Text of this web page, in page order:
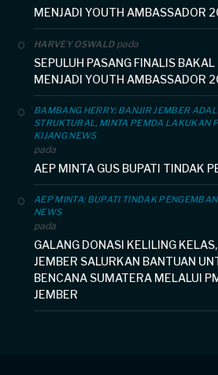
MENJADI YOUTH AMBASSADOR
HARVEY OSWALDpada
SEPULUH PASANG FINALIS
MENJADI YOUTH AMBASSADOR
BAMBANG HERRY: BANJIR JEMBER
STRUKTURAL, MINTA PEMDA LAKUKAN
KIJANG NEWS
pada
AEP MINTA GUS BUPATI TINDAK
AEP MINTA: BUPATI TINDAK
NEWS
pada
GALANG DONASI KELILING
JEMBER SALURKAN BANTUAN
BENCANA SUMATERA MELALUI
JEMBER